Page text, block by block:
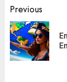
Post
navigation
Previous